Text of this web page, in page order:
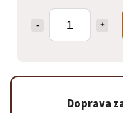
Doprava